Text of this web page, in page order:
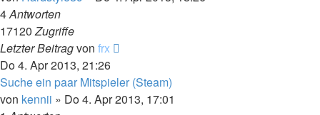
4Antworten
17120Zugriffe
Letzter Beitragvon frx
Do 4. Apr 2013, 21:26
Suche ein paar Mitspieler (Steam)
von kennii » Do 4. Apr 2013, 17:01